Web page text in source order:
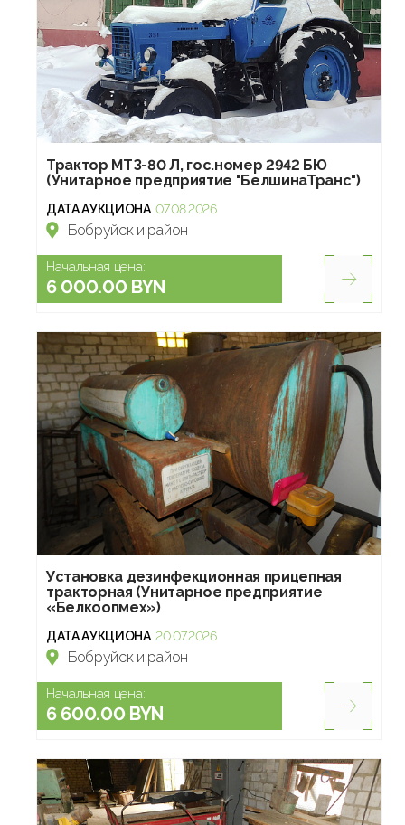
Трактор МТЗ-80 Л, гос.номер 2942 БЮ
(Унитарное предприятие "БелшинаТранс")
ДАТА АУКЦИОНА 07.08.2026
Бобруйск и район
Начальная цена:
6 000.00 BYN
Установка дезинфекционная прицепная
тракторная (Унитарное предприятие
«Белкоопмех»)
ДАТА АУКЦИОНА 20.07.2026
Бобруйск и район
Начальная цена:
6 600.00 BYN